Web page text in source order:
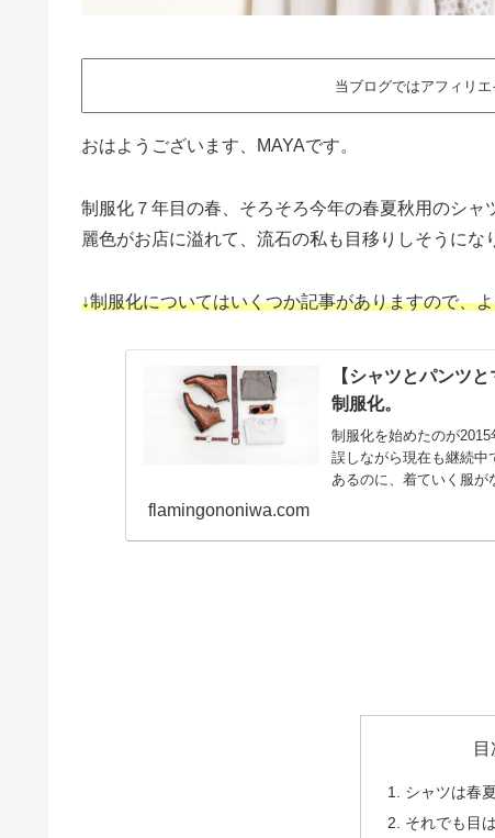
当ブログではアフィリ
おはようございます、MAYAです。
制服化７年目の春、そろそろ今年の春夏秋用のシ
麗色がお店に溢れて、流石の私も目移りしそうにな
↓制服化についてはいくつか記事がありますので、
【シャツとパンツ
制服化。
制服化を始めたのが
誤しながら現在も継続中
あるのに、着ていく服が
flamingononiwa.com
目
シャツは春
それでも目